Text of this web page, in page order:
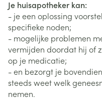
Je huisapotheker kan:
- je een oplossing
specifieke noden;
- mogelijke problemen
vermijden doordat hij of
op je medicatie;
- en bezorgt je
steeds weet welk
nemen.